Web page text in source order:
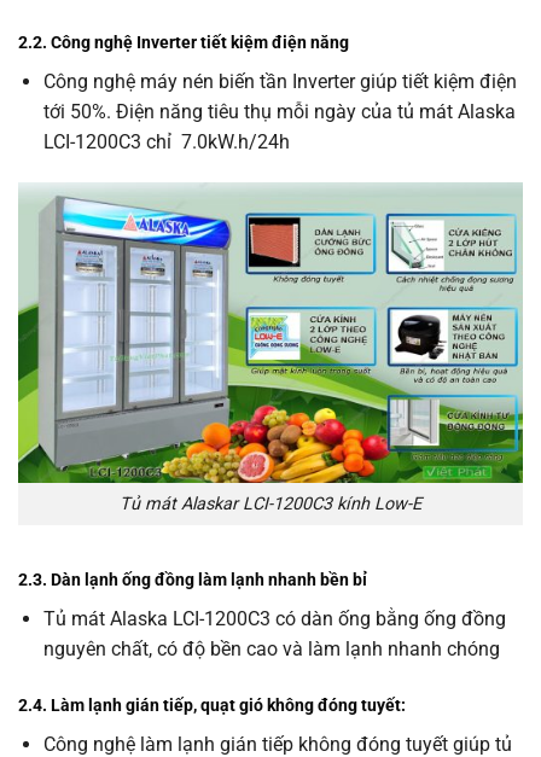
2.2. Công nghệ Inverter tiết kiệm điện năng
Công nghệ máy nén biến tần Inverter giúp tiết kiệm điện
tới 50%. Điện năng tiêu thụ mỗi ngày của tủ mát Alaska
LCI-1200C3 chỉ 7.0kW.h/24h
Tủ mát Alaskar LCI-1200C3 kính Low-E
2.3. Dàn lạnh ống đồng làm lạnh nhanh bền bỉ
Tủ mát Alaska LCI-1200C3 có dàn ống bằng ống đồng
nguyên chất, có độ bền cao và làm lạnh nhanh chóng
2.4. Làm lạnh gián tiếp, quạt gió không đóng tuyết:
Công nghệ làm lạnh gián tiếp không đóng tuyết giúp tủ